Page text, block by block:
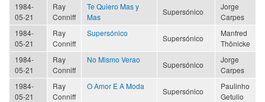
1984-
05-21
Ray
Conniff
Te Quiero Mas y
Mas
Supersónico
Jorge
Carpes
1984-
05-21
Ray
Conniff
Supersónico
Supersónico
Manfred
Thönicke
1984-
05-21
Ray
Conniff
No Mismo Verao
Supersónico
Jorge
Carpes
1984-
05-21
Ray
Conniff
O Amor E A Moda
Supersónico
Paulinho
Getulio